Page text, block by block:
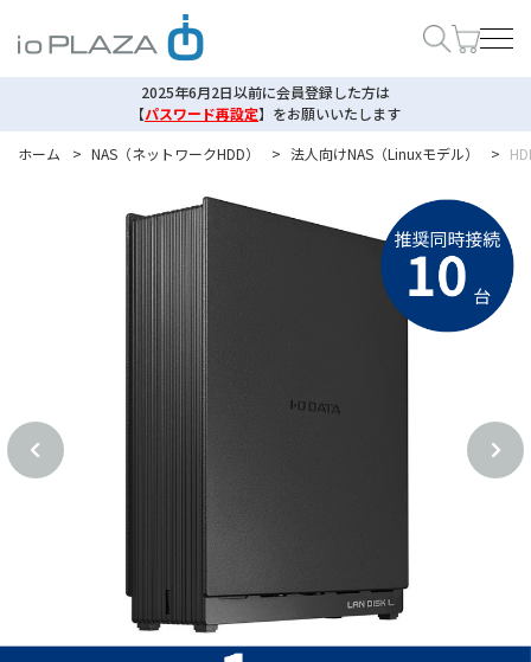
2025年6月2日以前に会員登録した方は
【パスワード再設定】 をお願いいたします
ホーム
> NAS（ネットワークHDD） > 法人向けNAS（Linuxモデル） >